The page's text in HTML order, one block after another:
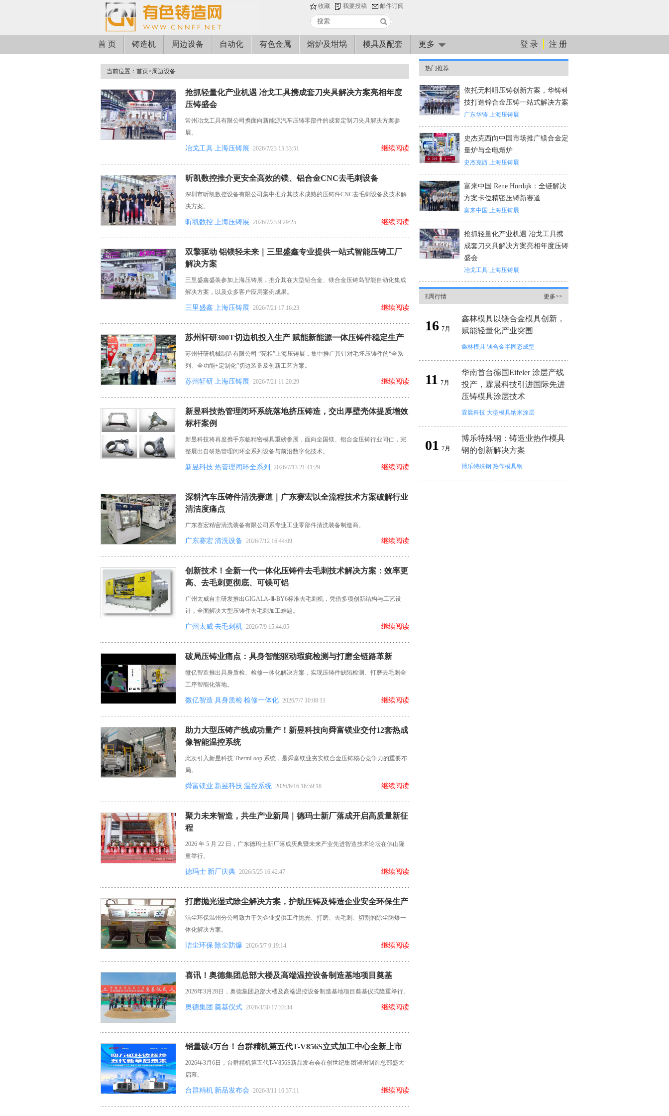
收藏 我要投稿 邮件订阅
首 页 铸造机 周边设备 自动化 有色金属 熔炉及坩埚 模具及配套 更多 登 录 注 册
当前位置： 首页>周边设备
抢抓轻量化产业机遇 冶戈工具携成套刀夹具解决方案亮相年度
压铸盛会
常州冶戈工具有限公司携面向新能源汽车压铸零部件的成套定制刀夹具解决方案参
展。
冶戈工具 上海压铸展 2026/7/23 15:33:51 继续阅读
昕凯数控推介更安全高效的镁、铝合金CNC去毛刺设备
深圳市昕凯数控设备有限公司集中推介其技术成熟的压铸件CNC去毛刺设备及技术解
决方案。
昕凯数控 上海压铸展 2026/7/23 9:29:25 继续阅读
双擎驱动 铝镁轻未来｜三里盛鑫专业提供一站式智能压铸工厂
解决方案
三里盛鑫盛装参加上海压铸展，推介其在大型铝合金、镁合金压铸岛智能自动化集成
解决方案，以及众多客户应用案例成果。
三里盛鑫 上海压铸展 2026/7/21 17:16:23 继续阅读
苏州轩研300T切边机投入生产 赋能新能源一体压铸件稳定生产
苏州轩研机械制造有限公司 “亮相”上海压铸展，集中推广其针对毛坯压铸件的“全系
列、全功能+定制化”切边装备及创新工艺方案。
苏州轩研 上海压铸展 2026/7/21 11:20:29 继续阅读
新昱科技热管理闭环系统落地挤压铸造，交出厚壁壳体提质增效
标杆案例
新昱科技将再度携手东临精密模具重磅参展，面向全国镁、铝合金压铸行业同仁，完
整展出自研热管理闭环全系列设备与前沿数字化技术。
新昱科技 热管理闭环全系列 2026/7/13 21:41:29 继续阅读
深耕汽车压铸件清洗赛道｜广东赛宏以全流程技术方案破解行业
清洁度痛点
广东赛宏精密清洗装备有限公司系专业工业零部件清洗装备制造商。
广东赛宏 清洗设备 2026/7/12 16:44:09 继续阅读
创新技术！全新一代一体化压铸件去毛刺技术解决方案：效率更
高、去毛刺更彻底、可镁可铝
广州太威自主研发推出GIGALA-Ⅲ-BY6标准去毛刺机，凭借多项创新结构与工艺设
计，全面解决大型压铸件去毛刺加工难题。
广州太威 去毛刺机 2026/7/9 15:44:05 继续阅读
破局压铸业痛点：具身智能驱动瑕疵检测与打磨全链路革新
微亿智造推出具身质检、检修一体化解决方案，实现压铸件缺陷检测、打磨去毛刺全
工序智能化落地。
微亿智造 具身质检 检修一体化 2026/7/7 10:08:11 继续阅读
助力大型压铸产线成功量产！新昱科技向舜富镁业交付12套热成
像智能温控系统
此次引入新昱科技 ThermLoop 系统，是舜富镁业夯实镁合金压铸核心竞争力的重要布
局。
舜富镁业 新昱科技 温控系统 2026/6/16 16:59:18 继续阅读
聚力未来智造，共生产业新局｜德玛士新厂落成开启高质量新征
程
2026 年 5 月 22 日，广东德玛士新厂落成庆典暨未来产业先进智造技术论坛在佛山隆
重举行。
德玛士 新厂庆典 2026/5/25 16:42:47 继续阅读
打磨抛光湿式除尘解决方案，护航压铸及铸造企业安全环保生产
洁尘环保温州分公司致力于为企业提供工件抛光、打磨、去毛刺、切割的除尘防爆一
体化解决方案。
洁尘环保 除尘防爆 2026/5/7 9:19:14 继续阅读
喜讯！奥德集团总部大楼及高端温控设备制造基地项目奠基
2026年3月28日，奥德集团总部大楼及高端温控设备制造基地项目奠基仪式隆重举行。
奥德集团 奠基仪式 2026/3/30 17:33:34 继续阅读
销量破4万台！台群精机第五代T-V856S立式加工中心全新上市
2026年3月6日，台群精机第五代T-V856S新品发布会在创世纪集团湖州制造总部盛大
启幕。
台群精机 新品发布会 2026/3/11 16:37:11 继续阅读
热门推荐
依托无料咀压铸创新方案，华铸科
技打造锌合金压铸一站式解决方案
广东华铸 上海压铸展
史杰克西向中国市场推广镁合金定
量炉与全电熔炉
史杰克西 上海压铸展
富来中国 Rene Hordijk：全链解决
方案卡位精密压铸新赛道
富来中国 上海压铸展
抢抓轻量化产业机遇 冶戈工具携
成套刀夹具解决方案亮相年度压铸
盛会
冶戈工具 上海压铸展
E周行情 更多>>
16 7月
鑫林模具以镁合金模具创新，
赋能轻量化产业突围
鑫林模具 镁合金半固态成型
11 7月
华南首台德国Eifeler 涂层产线
投产，霖晨科技引进国际先进
压铸模具涂层技术
霖晨科技 大型模具纳米涂层
01 7月
博乐特殊钢：铸造业热作模具
钢的创新解决方案
博乐特殊钢 热作模具钢